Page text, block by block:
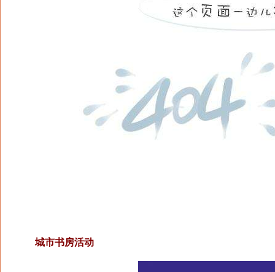
城市书房活动